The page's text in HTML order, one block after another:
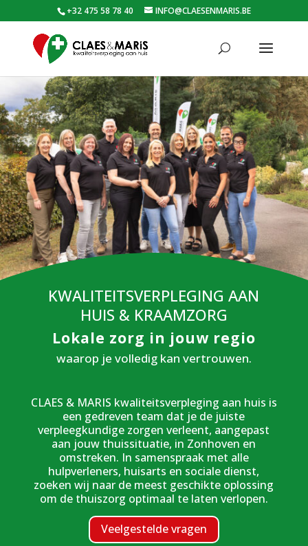
+32 475 58 78 40 INFO@CLAESENMARIS.BE
KWALITEITSVERPLEGING AAN
HUIS & KRAAMZORG
Lokale zorg in jouw regio
waarop je volledig kan vertrouwen.
CLAES & MARIS kwaliteitsverpleging aan huis is
een gedreven team dat je de juiste
verpleegkundige zorgen verleent, aangepast
aan jouw thuissituatie, in Zonhoven en
omstreken. In samenspraak met alle
hulpverleners, huisarts en sociale dienst,
zoeken wij naar de meest geschikte oplossing
om de thuiszorg optimaal te laten verlopen.
Veelgestelde vragen